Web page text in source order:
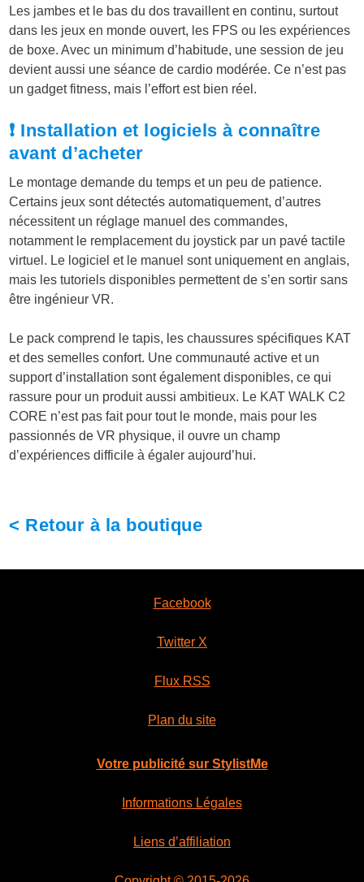
Les jambes et le bas du dos travaillent en continu, surtout
dans les jeux en monde ouvert, les FPS ou les expériences
de boxe. Avec un minimum d’habitude, une session de jeu
devient aussi une séance de cardio modérée. Ce n’est pas
un gadget fitness, mais l’effort est bien réel.
❗ Installation et logiciels à connaître
avant d’acheter
Le montage demande du temps et un peu de patience.
Certains jeux sont détectés automatiquement, d’autres
nécessitent un réglage manuel des commandes,
notamment le remplacement du joystick par un pavé tactile
virtuel. Le logiciel et le manuel sont uniquement en anglais,
mais les tutoriels disponibles permettent de s’en sortir sans
être ingénieur VR.
Le pack comprend le tapis, les chaussures spécifiques KAT
et des semelles confort. Une communauté active et un
support d’installation sont également disponibles, ce qui
rassure pour un produit aussi ambitieux. Le KAT WALK C2
CORE n’est pas fait pour tout le monde, mais pour les
passionnés de VR physique, il ouvre un champ
d’expériences difficile à égaler aujourd’hui.
< Retour à la boutique
Facebook
Twitter X
Flux RSS
Plan du site
Votre publicité sur StylistMe
Informations Légales
Liens d’affiliation